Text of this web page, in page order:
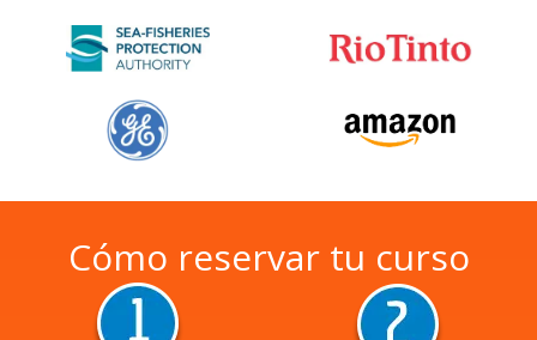
Cómo reservar tu curso